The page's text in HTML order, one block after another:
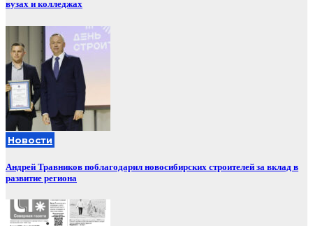
вузах и колледжах
Новости
Андрей Травников поблагодарил новосибирских строителей за вклад в
развитие региона